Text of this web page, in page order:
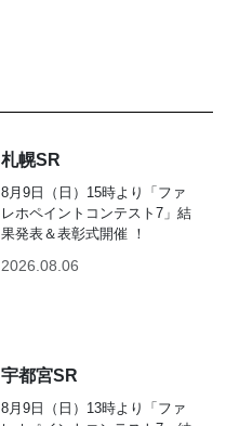
札幌SR
8月9日（日）15時より「ファ
レホペイントコンテスト7」結
果発表＆表彰式開催 ！
2026.08.06
宇都宮SR
8月9日（日）13時より「ファ